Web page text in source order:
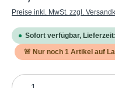
4 Connoisseur of Salt
6 You Shatter
Preise inkl. MwSt. zzgl.
Sofort verfügbar,
🚨 Nur noch 1 Artikel auf
Produkt Anzahl: Gib